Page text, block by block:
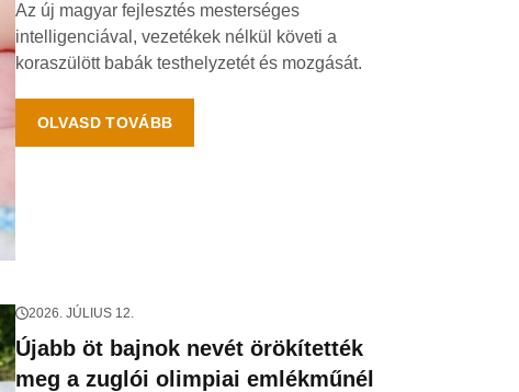
Az új magyar fejlesztés mesterséges
intelligenciával, vezetékek nélkül követi a
koraszülött babák testhelyzetét és mozgását.
OLVASD TOVÁBB
2026. JÚLIUS 12.
Újabb öt bajnok nevét örökítették
meg a zuglói olimpiai emlékműnél